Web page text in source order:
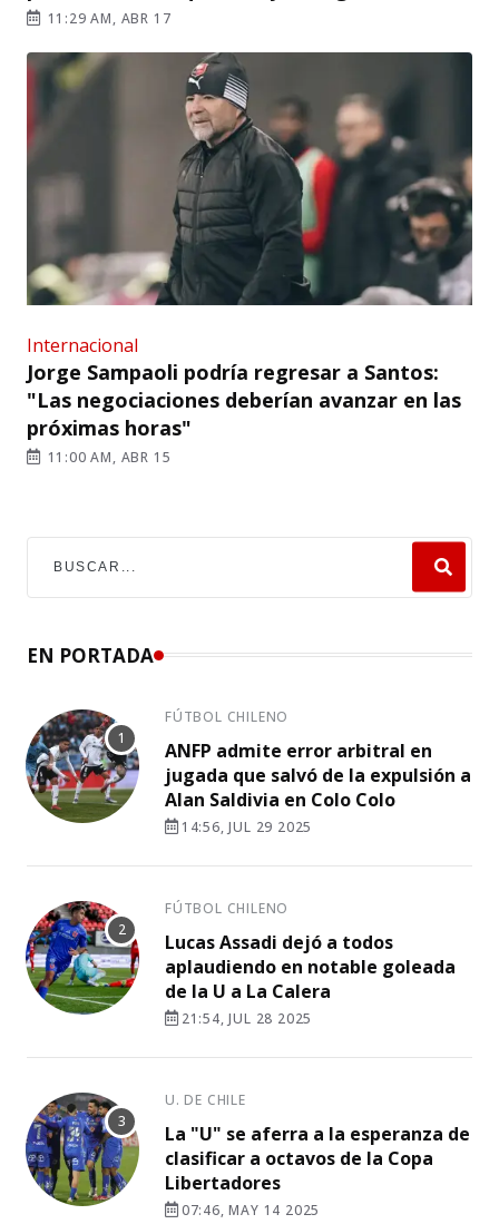
11:29 AM, ABR 17
Internacional
Jorge Sampaoli podría regresar a Santos:
"Las negociaciones deberían avanzar en las
próximas horas"
11:00 AM, ABR 15
EN PORTADA
FÚTBOL CHILENO
ANFP admite error arbitral en
jugada que salvó de la expulsión a
Alan Saldivia en Colo Colo
14:56, JUL 29 2025
FÚTBOL CHILENO
Lucas Assadi dejó a todos
aplaudiendo en notable goleada
de la U a La Calera
21:54, JUL 28 2025
U. DE CHILE
La "U" se aferra a la esperanza de
clasificar a octavos de la Copa
Libertadores
07:46, MAY 14 2025